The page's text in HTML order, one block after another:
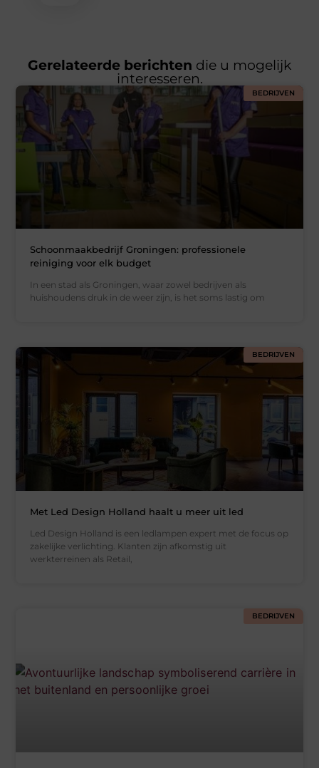
Gerelateerde berichten die u mogelijk
interesseren.
BEDRIJVEN
Schoonmaakbedrijf Groningen: professionele
reiniging voor elk budget
In een stad als Groningen, waar zowel bedrijven als
huishoudens druk in de weer zijn, is het soms lastig om
BEDRIJVEN
Met Led Design Holland haalt u meer uit led
Led Design Holland is een ledlampen expert met de focus op
zakelijke verlichting. Klanten zijn afkomstig uit
werkterreinen als Retail,
BEDRIJVEN